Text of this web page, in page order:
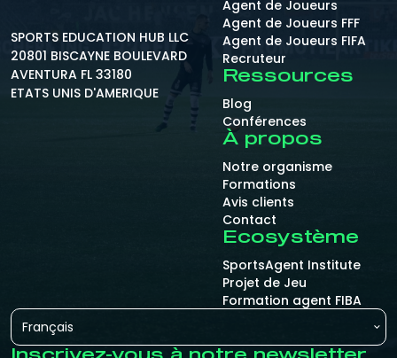
SPORTS EDUCATION HUB LLC
20801 BISCAYNE BOULEVARD
AVENTURA FL 33180
ETATS UNIS D'AMERIQUE
Agent de Joueurs
Agent de Joueurs FFF
Agent de Joueurs FIFA
Recruteur
Ressources
Blog
Conférences
À propos
Notre organisme
Formations
Avis clients
Contact
Ecosystème
SportsAgent Institute
Projet de Jeu
Formation agent FIBA
Français